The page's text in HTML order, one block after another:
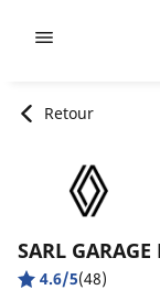
Retour
SARL
4.6/5(48)